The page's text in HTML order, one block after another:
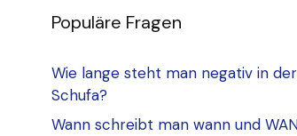
Populäre Fragen
Wie lange steht man negativ in der
Schufa?
Wann schreibt man wann und